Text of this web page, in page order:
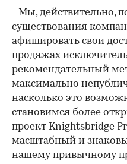
- Мы, действительно,
существования
афишировать свои
продажах
рекомендательный
максимально
насколько это
становимся более
проект Knightsbridge
масштабный и
нашему привычному